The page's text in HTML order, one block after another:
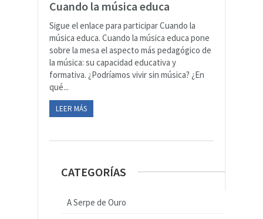
Cuando la música educa
Sigue el enlace para participar Cuando la
música educa. Cuando la música educa pone
sobre la mesa el aspecto más pedagógico de
la música: su capacidad educativa y
formativa. ¿Podríamos vivir sin música? ¿En
qué...
LEER MÁS
CATEGORÍAS
A Serpe de Ouro